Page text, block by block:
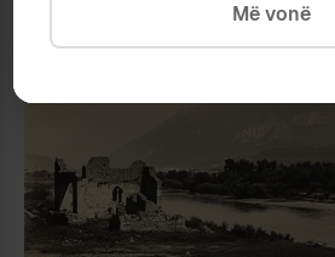
Më vonë